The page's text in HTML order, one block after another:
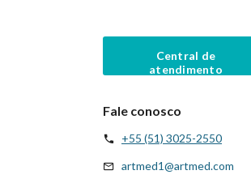
Central de
atendimento
Fale conosco
+55 (51) 3025-2550
artmed1@artmed.com